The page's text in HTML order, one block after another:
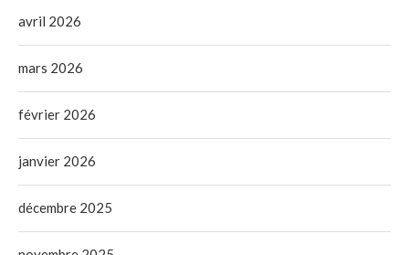
avril 2026
mars 2026
février 2026
janvier 2026
décembre 2025